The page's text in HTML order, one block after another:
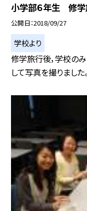
小学部６年生 修学
公開日 2018/09/27
学校より
修学旅行後，学校の
して写真を撮りました